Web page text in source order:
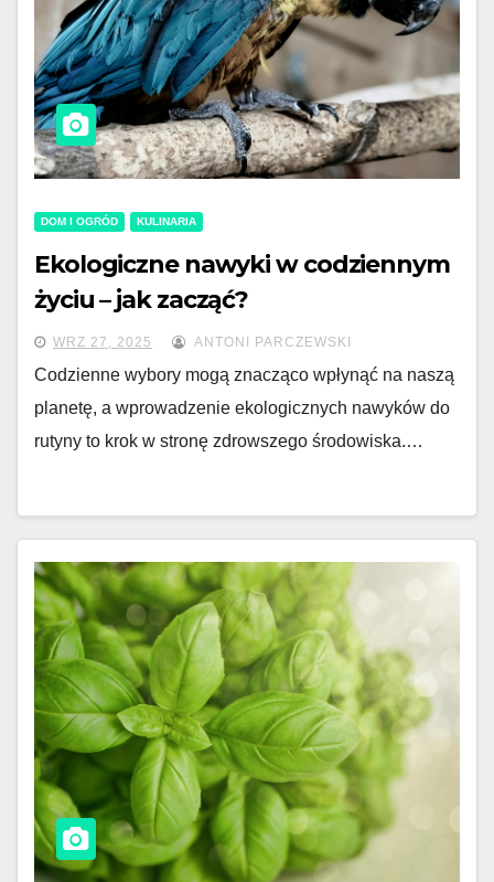
DOM I OGRÓD KULINARIA
Ekologiczne nawyki w codziennym
życiu – jak zacząć?
WRZ 27, 2025 ANTONI PARCZEWSKI
Codzienne wybory mogą znacząco wpłynąć na naszą
planetę, a wprowadzenie ekologicznych nawyków do
rutyny to krok w stronę zdrowszego środowiska.…